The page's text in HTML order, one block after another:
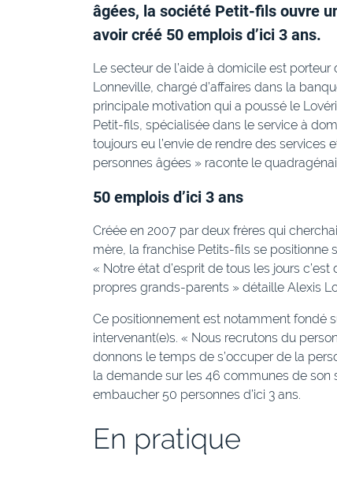
âgées, la société Petit-fils ouvre
avoir créé 50 emplois d’ici 3 ans.
Le secteur de l’aide à domicile est porteur
Lonneville, chargé d’affaires dans la
principale motivation qui a poussé le
Petit-fils, spécialisée dans le service à
toujours eu l’envie de rendre des services
personnes âgées » raconte le
50 emplois d’ici 3 ans
Créée en 2007 par deux frères qui
mère, la franchise Petits-fils se
« Notre état d’esprit de tous les jours
propres grands-parents » détaille Alexis
Ce positionnement est notamment fondé
intervenant(e)s. « Nous recrutons du
donnons le temps de s’occuper de la
la demande sur les 46 communes de son
embaucher 50 personnes d’ici 3 ans.
En pratique